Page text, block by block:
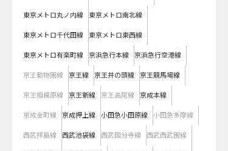
東京メトロ丸ノ内線 東京メトロ南北線
東京メトロ千代田線 東京メトロ東西線
東京メトロ有楽町線 京浜急行本線 京浜急行空港線
京王動物園線 京王線 京王井の頭線 京王競馬場線
京王相模原線 京王新線 京王高尾線 京成本線
京成金町線 京成押上線 小田急小田原線 小田急多摩線
西武拝島線 西武池袋線 西武国分寺線 西武西武園線